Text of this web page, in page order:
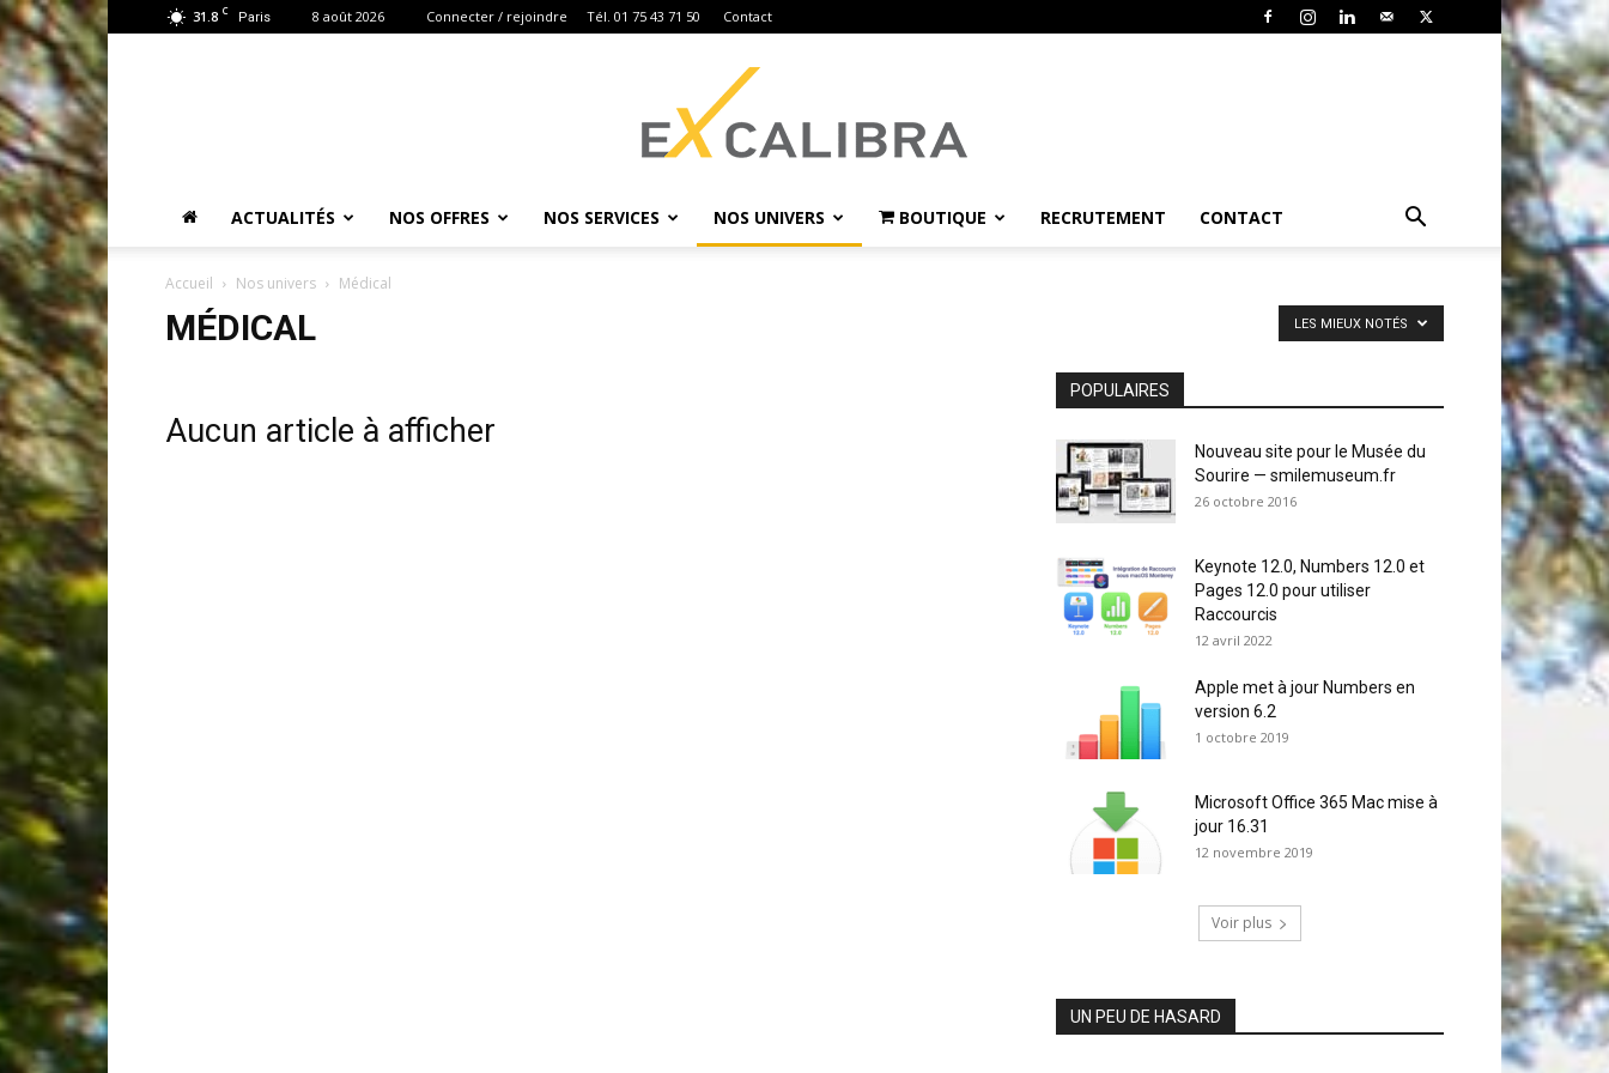
31.8 C Paris 8 août 2026 Connecter / rejoindre Tél. 01 75 43 71 50 Contact
Ex
ACTUALITÉS NOS OFFRES NOS SERVICES NOS UNIVERS BOUTIQUE RECRUTEMENT CONTACT
Accueil Nos univers Médical
MÉDICAL LES MIEUX NOTÉS
Aucun article à afficher
POPULAIRES
Nouveau site pour le Musée du
Sourire — smilemuseum.fr
26 octobre 2016
Keynote 12.0, Numbers 12.0 et
Pages 12.0 pour utiliser
Raccourcis
12 avril 2022
Apple met à jour Numbers en
version 6.2
1 octobre 2019
Microsoft Office 365 Mac mise à
jour 16.31
12 novembre 2019
Voir plus
UN PEU DE HASARD